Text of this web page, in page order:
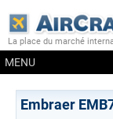
La place du marché
MENU
Embraer